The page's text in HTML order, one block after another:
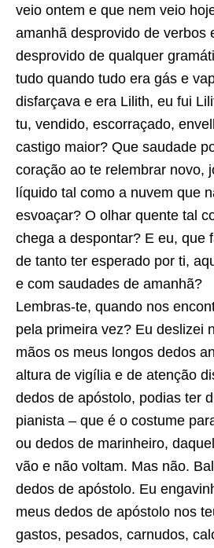
veio ontem e que nem veio
amanhã desprovido de verbos
desprovido de qualquer
tudo quando tudo era gás e
disfarçava e era Lilith, eu fui
tu, vendido, escorraçado,
castigo maior? Que saudade
coração ao te relembrar novo,
líquido tal como a nuvem que
esvoaçar? O olhar quente tal
chega a despontar? E eu, que
de tanto ter esperado por ti,
e com saudades de amanhã?
Lembras-te, quando nos
pela primeira vez? Eu deslizei
mãos os meus longos dedos
altura de vigília e de atenção
dedos de apóstolo, podias ter
pianista – que é o costume
ou dedos de marinheiro,
vão e não voltam. Mas não.
dedos de apóstolo. Eu
meus dedos de apóstolo nos
gastos, pesados, carnudos,